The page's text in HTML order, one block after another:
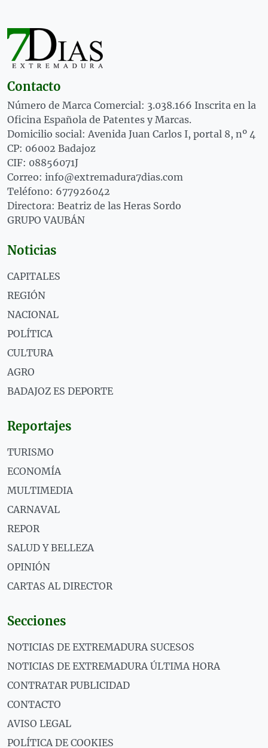
Contacto
Número de Marca Comercial: 3.038.166 Inscrita en la
Oficina Española de Patentes y Marcas.
Domicilio social: Avenida Juan Carlos I, portal 8, nº 4
CP: 06002 Badajoz
CIF: 08856071J
Correo: info@extremadura7dias.com
Teléfono: 677926042
Directora: Beatriz de las Heras Sordo
GRUPO VAUBÁN
Noticias
CAPITALES
REGIÓN
NACIONAL
POLÍTICA
CULTURA
AGRO
BADAJOZ ES DEPORTE
Reportajes
TURISMO
ECONOMÍA
MULTIMEDIA
CARNAVAL
REPOR
SALUD Y BELLEZA
OPINIÓN
CARTAS AL DIRECTOR
Secciones
NOTICIAS DE EXTREMADURA SUCESOS
NOTICIAS DE EXTREMADURA ÚLTIMA HORA
CONTRATAR PUBLICIDAD
CONTACTO
AVISO LEGAL
POLÍTICA DE COOKIES